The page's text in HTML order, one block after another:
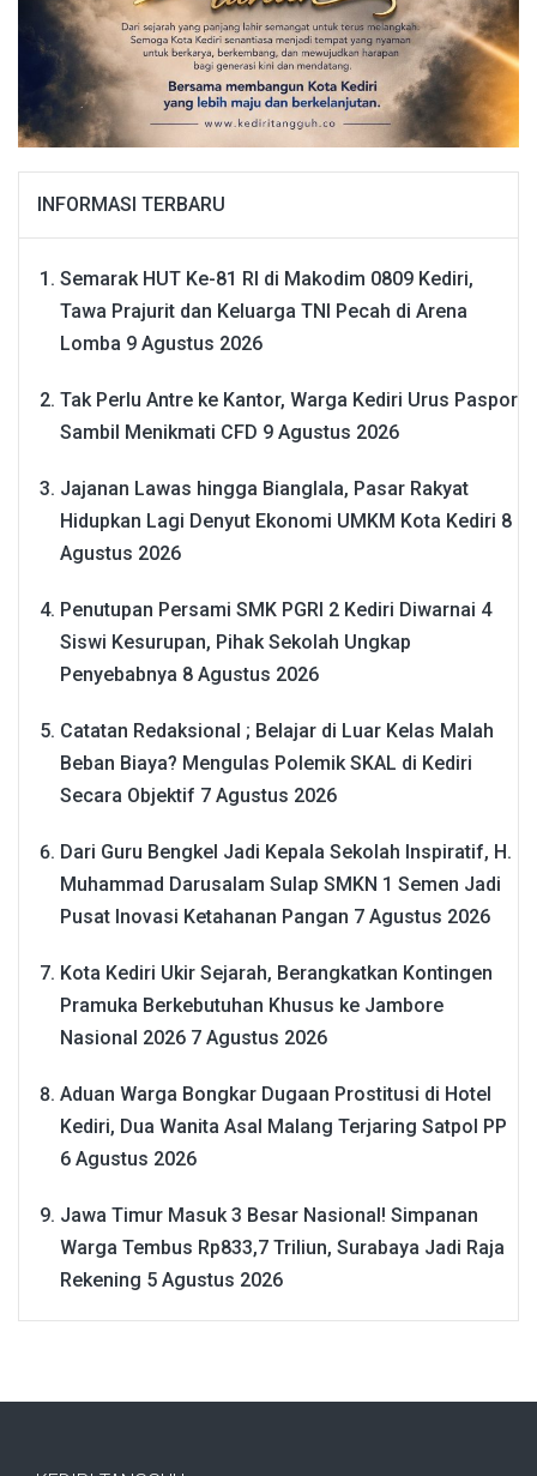
INFORMASI TERBARU
Semarak HUT Ke-81 RI di Makodim 0809 Kediri,
Tawa Prajurit dan Keluarga TNI Pecah di Arena
Lomba 9 Agustus 2026
Tak Perlu Antre ke Kantor, Warga Kediri Urus Paspor
Sambil Menikmati CFD 9 Agustus 2026
Jajanan Lawas hingga Bianglala, Pasar Rakyat
Hidupkan Lagi Denyut Ekonomi UMKM Kota Kediri 8
Agustus 2026
Penutupan Persami SMK PGRI 2 Kediri Diwarnai 4
Siswi Kesurupan, Pihak Sekolah Ungkap
Penyebabnya 8 Agustus 2026
Catatan Redaksional ; Belajar di Luar Kelas Malah
Beban Biaya? Mengulas Polemik SKAL di Kediri
Secara Objektif 7 Agustus 2026
Dari Guru Bengkel Jadi Kepala Sekolah Inspiratif, H.
Muhammad Darusalam Sulap SMKN 1 Semen Jadi
Pusat Inovasi Ketahanan Pangan 7 Agustus 2026
Kota Kediri Ukir Sejarah, Berangkatkan Kontingen
Pramuka Berkebutuhan Khusus ke Jambore
Nasional 2026 7 Agustus 2026
Aduan Warga Bongkar Dugaan Prostitusi di Hotel
Kediri, Dua Wanita Asal Malang Terjaring Satpol PP
6 Agustus 2026
Jawa Timur Masuk 3 Besar Nasional! Simpanan
Warga Tembus Rp833,7 Triliun, Surabaya Jadi Raja
Rekening 5 Agustus 2026